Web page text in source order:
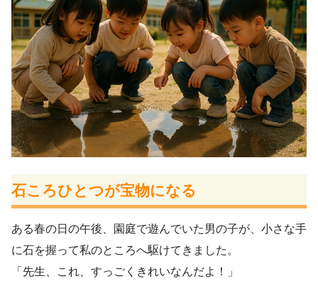
石ころひとつが宝物になる
ある春の日の午後、園庭で遊んでいた男の子が、小さな手
に石を握って私のところへ駆けてきました。
「先生、これ、すっごくきれいなんだよ！」